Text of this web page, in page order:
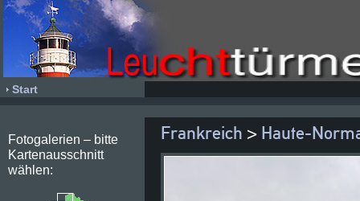
Start
Fotogalerien – bitte
Kartenausschnitt
wählen:
Frankreich > Haute-